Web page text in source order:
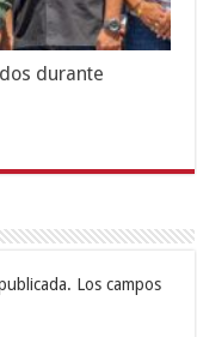
durante
Los campos